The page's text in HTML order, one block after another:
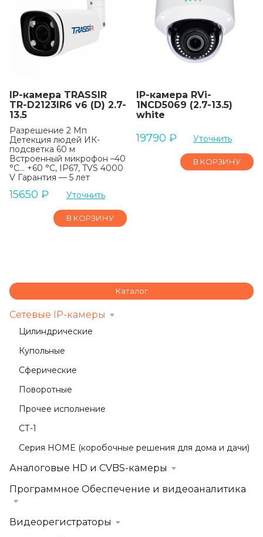
IP-камера TRASSIR
TR-D2123IR6 v6 (D) 2.7-
13.5
Разрешение 2 Мп
Детекция людей ИК-
подсветка 60 м
Встроенный микрофон –40
°C… +60 °C, IP67, TVS 4000
V Гарантия — 5 лет
15650 ₽ Уточнить
В КОРЗИНУ
IP-камера RVi-
1NCD5069 (2.7-13.5)
white
19790 ₽ Уточнить
В КОРЗИНУ
Каталог
Сетевые IP-камеры
Цилиндрические
Купольные
Сферические
Поворотные
Прочее исполнение
СТ-1
Серия HOME (коробочные решения для дома и дачи)
Аналоговые HD и CVBS-камеры
Программное Обеспечение и видеоаналитика
Видеорегистраторы